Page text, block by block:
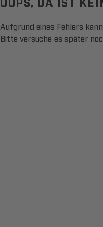
Aufgrund eines Fehlers
Bitte versuche es später